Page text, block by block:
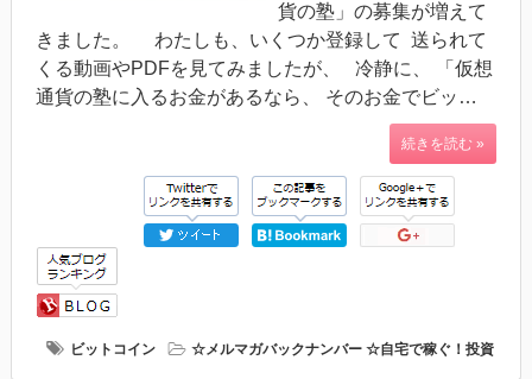
貨の塾」の募集が増えて
きました。 わたしも、いくつか登録して 送られて
くる動画やPDFを見てみましたが、 冷静に、 「仮想
通貨の塾に入るお金があるなら、 そのお金でビッ…
続きを読む »
ビットコイン ☆メルマガバックナンバー ☆自宅で稼ぐ！投資